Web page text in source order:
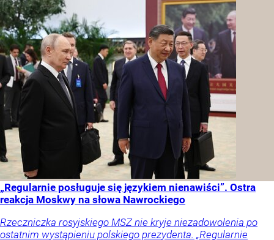
„Regularnie posługuje się językiem nienawiści”. Ostra
reakcja Moskwy na słowa Nawrockiego
Rzeczniczka rosyjskiego MSZ nie kryje niezadowolenia po
ostatnim wystąpieniu polskiego prezydenta. „Regularnie